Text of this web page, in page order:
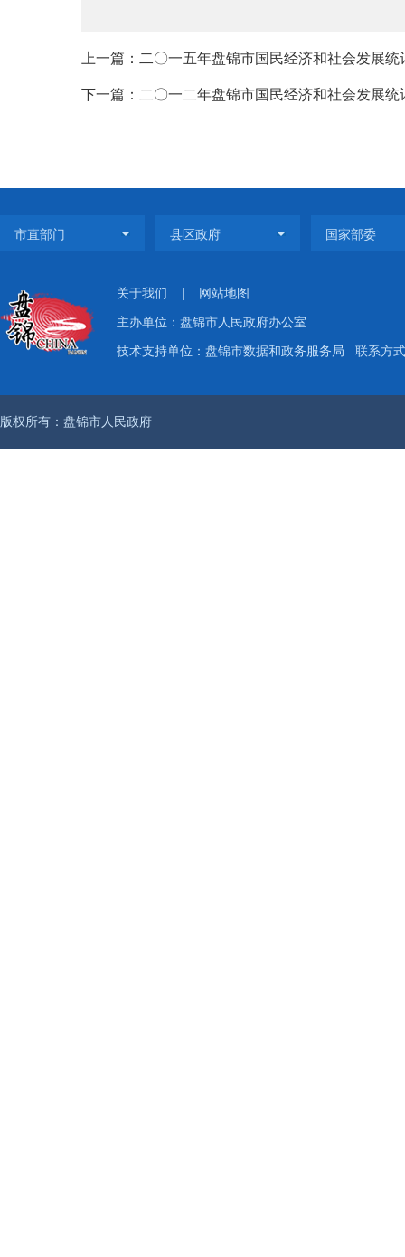
上一篇：二〇一五年盘锦市国民经济和社会发展统
下一篇：二〇一二年盘锦市国民经济和社会发展统
关于我们 网站地图
主办单位：盘锦市人民政府办公室
技术支持单位：盘锦市数据和政务服务局 联系方
版权所有：盘锦市人民政府